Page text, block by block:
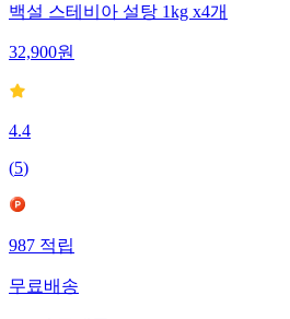
백설 스테비아 설탕 1kg x4개
32,900원
4.4
(5)
987적립
무료배송